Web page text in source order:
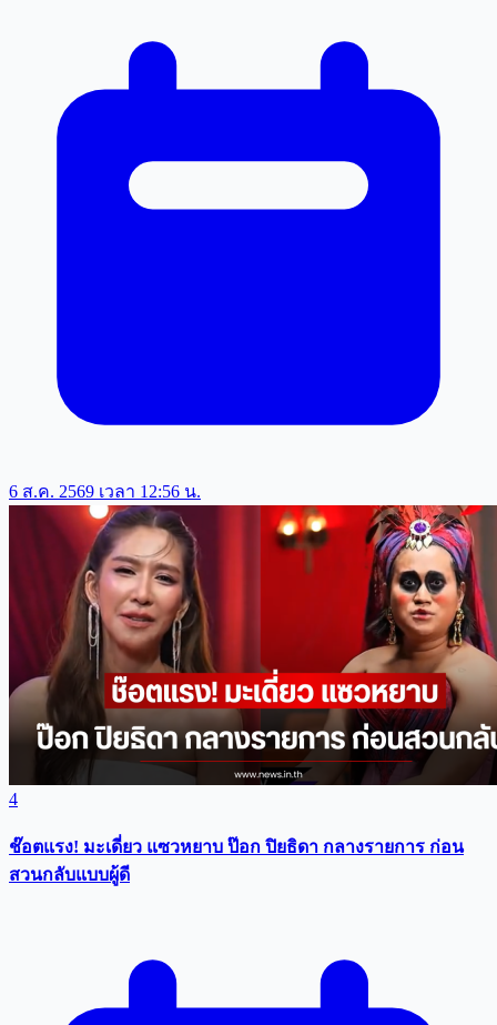
6 ส.ค. 2569 เวลา 12:56 น.
4
ช๊อตแรง! มะเดี่ยว แซวหยาบ ป๊อก ปิยธิดา กลางรายการ ก่อน
สวนกลับแบบผู้ดี